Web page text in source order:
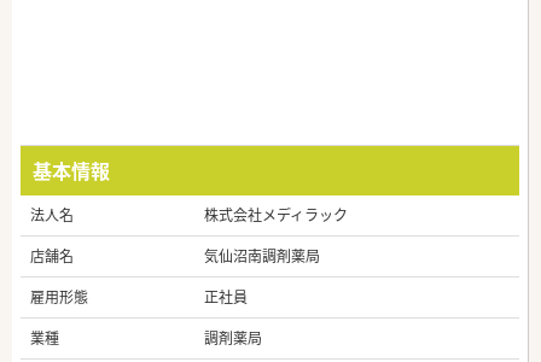
基本情報
法人名
株式会社メディラック
店舗名
気仙沼南調剤薬局
雇用形態
正社員
業種
調剤薬局